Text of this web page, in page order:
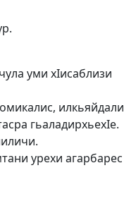
уми хIисаблизи
илкьяйдали
гьаладирхьехIе.
урехи агарбарес